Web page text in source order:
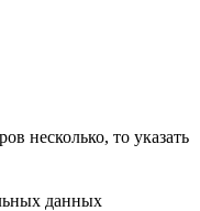
несколько, то указать
данных